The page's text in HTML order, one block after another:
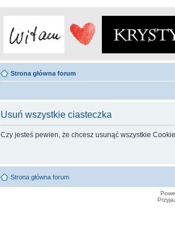
Strona główna forum
Usuń wszystkie ciasteczka
Czy jesteś pewien, że chcesz usunąć wszystkie
Strona główna forum